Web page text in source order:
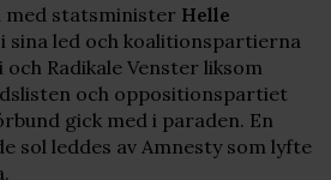
med statsminister Helle
i sina led och koalitionspartierna
Radikale Venster liksom
och oppositionspartiet
gick med i paraden. En
sol leddes av Amnesty som lyfte